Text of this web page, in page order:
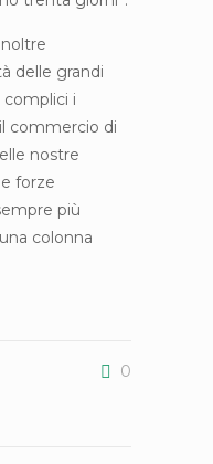
delle grandi
i
commercio di
nostre
forze
più
colonna
0